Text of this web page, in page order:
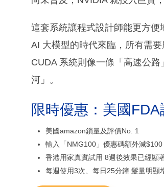
這套系統讓程式設計師能更方
AI 大模型的時代來臨，所有需
CUDA 系統則像一條「高速公路」
河」。
限時優惠：美國
美國amazon鎖量及評價No. 1
輸入「NMG100」優惠碼額外減$100
香港用家真實試用 8週後效果已經顯
每週使用3次、每日25分鐘 髮量明顯